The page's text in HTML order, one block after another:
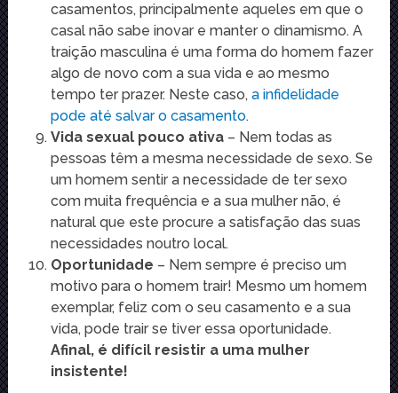
casamentos, principalmente aqueles em que o
casal não sabe inovar e manter o dinamismo. A
traição masculina é uma forma do homem fazer
algo de novo com a sua vida e ao mesmo
tempo ter prazer. Neste caso, a infidelidade
pode até salvar o casamento.
Vida sexual pouco ativa– Nem todas as
pessoas têm a mesma necessidade de sexo. Se
um homem sentir a necessidade de ter sexo
com muita frequência e a sua mulher não, é
natural que este procure a satisfação das suas
necessidades noutro local.
Oportunidade – Nem sempre é preciso um
motivo para o homem trair! Mesmo um homem
exemplar, feliz com o seu casamento e a sua
vida, pode trair se tiver essa oportunidade.
Afinal, é difícil resistir a uma mulher
insistente!